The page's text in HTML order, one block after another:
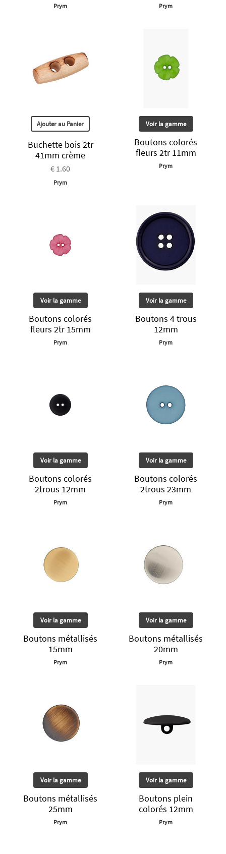
Prym Prym
Ajouter au Panier
Buchette bois 2tr
41mm crème
€ 1.60
Prym
Voir la gamme
Boutons colorés
fleurs 2tr 11mm
Prym
Voir la gamme
Boutons colorés
fleurs 2tr 15mm
Prym
Voir la gamme
Boutons 4 trous
12mm
Prym
Voir la gamme
Boutons colorés
2trous 12mm
Prym
Voir la gamme
Boutons colorés
2trous 23mm
Prym
Voir la gamme
Boutons métallisés
15mm
Prym
Voir la gamme
Boutons métallisés
20mm
Prym
Voir la gamme
Boutons métallisés
25mm
Prym
Voir la gamme
Boutons plein
colorés 12mm
Prym